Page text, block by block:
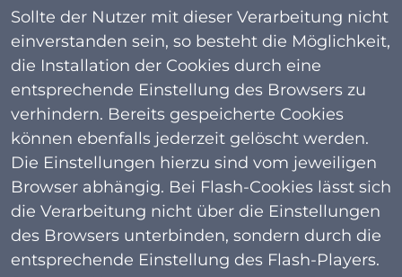
Sollte der Nutzer mit dieser Verarbeitung nicht
einverstanden sein, so besteht die Möglichkeit,
die Installation der Cookies durch eine
entsprechende Einstellung des Browsers zu
verhindern. Bereits gespeicherte Cookies
können ebenfalls jederzeit gelöscht werden.
Die Einstellungen hierzu sind vom jeweiligen
Browser abhängig. Bei Flash-Cookies lässt sich
die Verarbeitung nicht über die Einstellungen
des Browsers unterbinden, sondern durch die
entsprechende Einstellung des Flash-Players.